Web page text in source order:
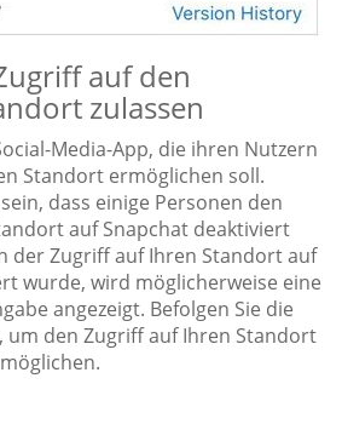
auf den
zulassen
Media-App, die ihren Nutzern
Standort ermöglichen soll.
dass einige Personen den
auf Snapchat deaktiviert
der Zugriff auf Ihren Standort auf
wurde, wird möglicherweise eine
angezeigt. Befolgen Sie die
um den Zugriff auf Ihren Standort